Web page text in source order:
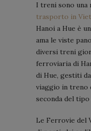
I treni sono una
trasporto in
Hanoi a Hue è
ama le viste
diversi treni
ferroviaria di
di Hue, gestiti
viaggio in treno
seconda del
Le Ferrovie del